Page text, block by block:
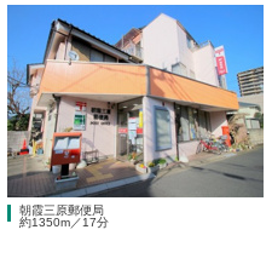
朝霞三原郵便局
約1350m／17分